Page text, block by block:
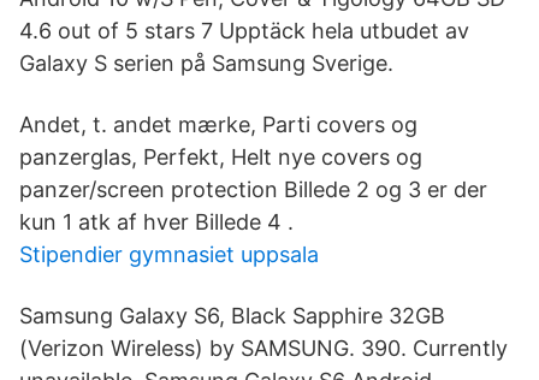
4.6 out of 5 stars 7 Upptäck hela utbudet av
Galaxy S serien på Samsung Sverige.
Andet, t. andet mærke, Parti covers og
panzerglas, Perfekt, Helt nye covers og
panzer/screen protection Billede 2 og 3 er der
kun 1 atk af hver Billede 4 .
Stipendier gymnasiet uppsala
Samsung Galaxy S6, Black Sapphire 32GB
(Verizon Wireless) by SAMSUNG. 390. Currently